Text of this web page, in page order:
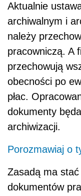
Aktualnie
archiwalnym i
należy
pracowniczą. A
przechowują
obecności po
płac.
dokumenty
archiwizacji.
Porozmawiaj o
Zasadą ma
dokumentów